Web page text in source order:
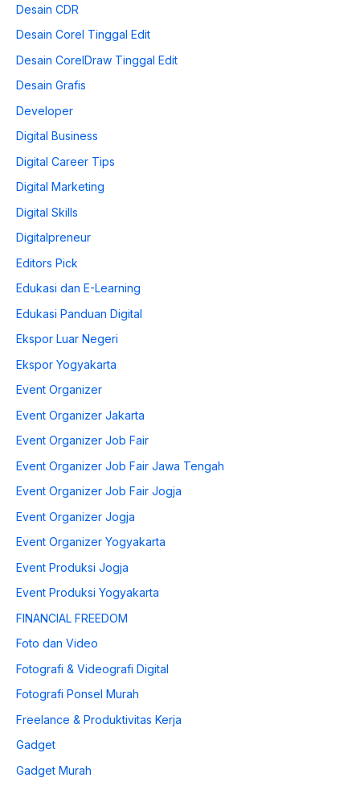
Desain CDR
Desain Corel Tinggal Edit
Desain CorelDraw Tinggal Edit
Desain Grafis
Developer
Digital Business
Digital Career Tips
Digital Marketing
Digital Skills
Digitalpreneur
Editors Pick
Edukasi dan E-Learning
Edukasi Panduan Digital
Ekspor Luar Negeri
Ekspor Yogyakarta
Event Organizer
Event Organizer Jakarta
Event Organizer Job Fair
Event Organizer Job Fair Jawa Tengah
Event Organizer Job Fair Jogja
Event Organizer Jogja
Event Organizer Yogyakarta
Event Produksi Jogja
Event Produksi Yogyakarta
FINANCIAL FREEDOM
Foto dan Video
Fotografi & Videografi Digital
Fotografi Ponsel Murah
Freelance & Produktivitas Kerja
Gadget
Gadget Murah